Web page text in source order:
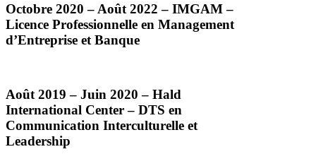
Octobre 2020 – Août 2022 – IMGAM–
Licence Professionnelle en Management
d’Entreprise et Banque
Août 2019 – Juin 2020 – Hald
International Center – DTS en
Communication Interculturelle et
Leadership